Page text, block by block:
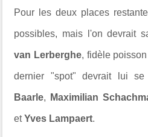
Pour les deux places
possibles, mais l'on devrait
van Lerberghe, fidèle
dernier "spot" devrait lui
Baarle, Maximilian
etYves Lampaert.